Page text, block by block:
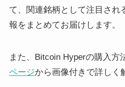
て、関連銘柄として注目され
報をまとめてお届けします。
また、Bitcoin Hyperの購入方
ページから画像付きで詳しく